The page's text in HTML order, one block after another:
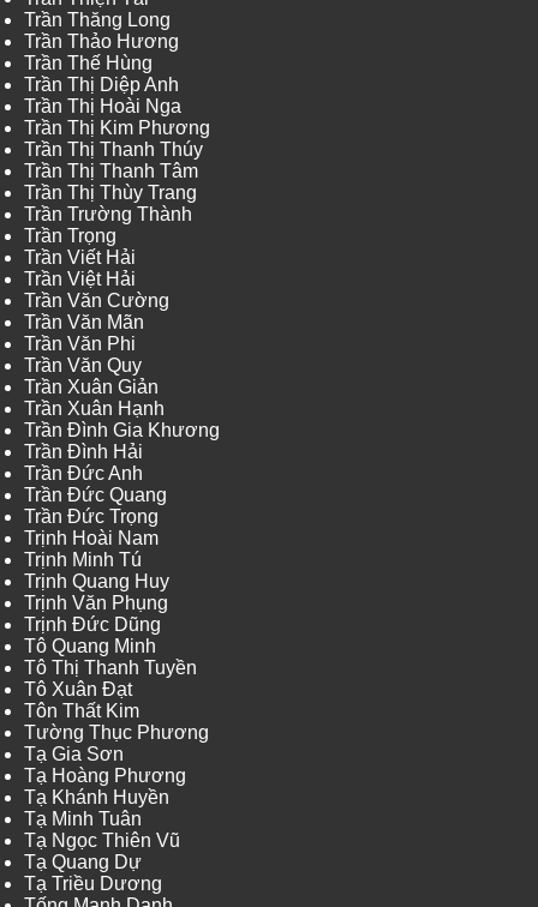
Trần Thăng Long
Trần Thảo Hương
Trần Thế Hùng
Trần Thị Diệp Anh
Trần Thị Hoài Nga
Trần Thị Kim Phương
Trần Thị Thanh Thúy
Trần Thị Thanh Tâm
Trần Thị Thùy Trang
Trần Trường Thành
Trần Trọng
Trần Viết Hải
Trần Việt Hải
Trần Văn Cường
Trần Văn Mãn
Trần Văn Phi
Trần Văn Quy
Trần Xuân Giản
Trần Xuân Hạnh
Trần Đình Gia Khương
Trần Đình Hải
Trần Đức Anh
Trần Đức Quang
Trần Đức Trọng
Trịnh Hoài Nam
Trịnh Minh Tú
Trịnh Quang Huy
Trịnh Văn Phụng
Trịnh Đức Dũng
Tô Quang Minh
Tô Thị Thanh Tuyền
Tô Xuân Đạt
Tôn Thất Kim
Tường Thục Phương
Tạ Gia Sơn
Tạ Hoàng Phương
Tạ Khánh Huyền
Tạ Minh Tuân
Tạ Ngọc Thiên Vũ
Tạ Quang Dự
Tạ Triều Dương